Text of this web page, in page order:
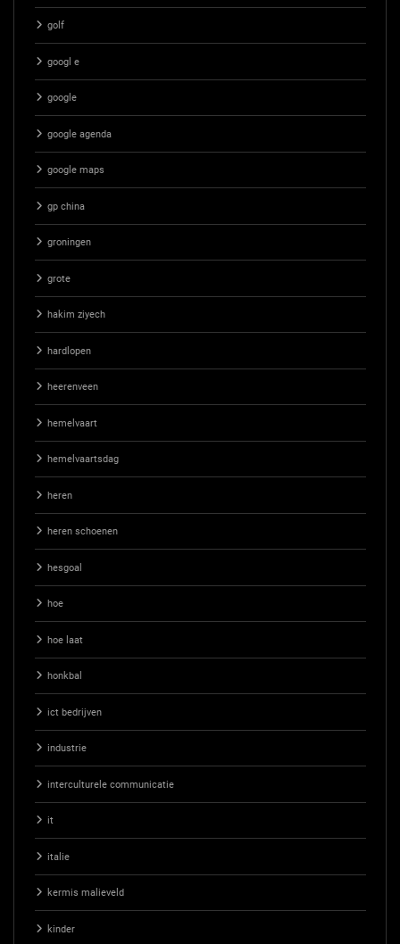
golf
googl e
google
google agenda
google maps
gp china
groningen
grote
hakim ziyech
hardlopen
heerenveen
hemelvaart
hemelvaartsdag
heren
heren schoenen
hesgoal
hoe
hoe laat
honkbal
ict bedrijven
industrie
interculturele communicatie
it
italie
kermis malieveld
kinder